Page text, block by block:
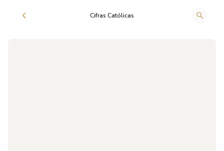
Cifras Católicas